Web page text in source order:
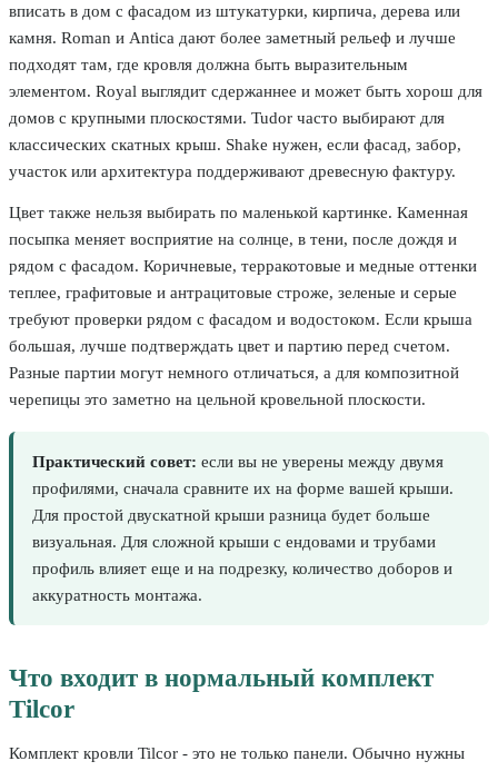
вписать в дом с фасадом из штукатурки, кирпича, дерева или
камня. Roman и Antica дают более заметный рельеф и лучше
подходят там, где кровля должна быть выразительным
элементом. Royal выглядит сдержаннее и может быть хорош для
домов с крупными плоскостями. Tudor часто выбирают для
классических скатных крыш. Shake нужен, если фасад, забор,
участок или архитектура поддерживают древесную фактуру.
Цвет также нельзя выбирать по маленькой картинке. Каменная
посыпка меняет восприятие на солнце, в тени, после дождя и
рядом с фасадом. Коричневые, терракотовые и медные оттенки
теплее, графитовые и антрацитовые строже, зеленые и серые
требуют проверки рядом с фасадом и водостоком. Если крыша
большая, лучше подтверждать цвет и партию перед счетом.
Разные партии могут немного отличаться, а для композитной
черепицы это заметно на цельной кровельной плоскости.
Практический совет: если вы не уверены между двумя
профилями, сначала сравните их на форме вашей крыши.
Для простой двускатной крыши разница будет больше
визуальная. Для сложной крыши с ендовами и трубами
профиль влияет еще и на подрезку, количество доборов и
аккуратность монтажа.
Что входит в нормальный комплект
Tilcor
Комплект кровли Tilcor - это не только панели. Обычно нужны